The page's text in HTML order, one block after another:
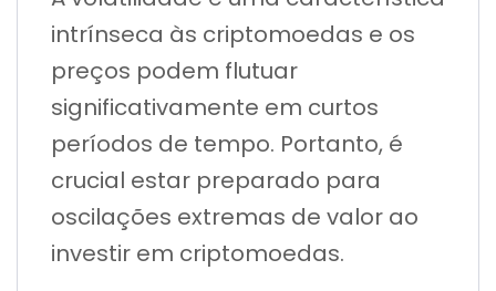
intrínseca às criptomoedas e os
preços podem flutuar
significativamente em curtos
períodos de tempo. Portanto, é
crucial estar preparado para
oscilações extremas de valor ao
investir em criptomoedas.